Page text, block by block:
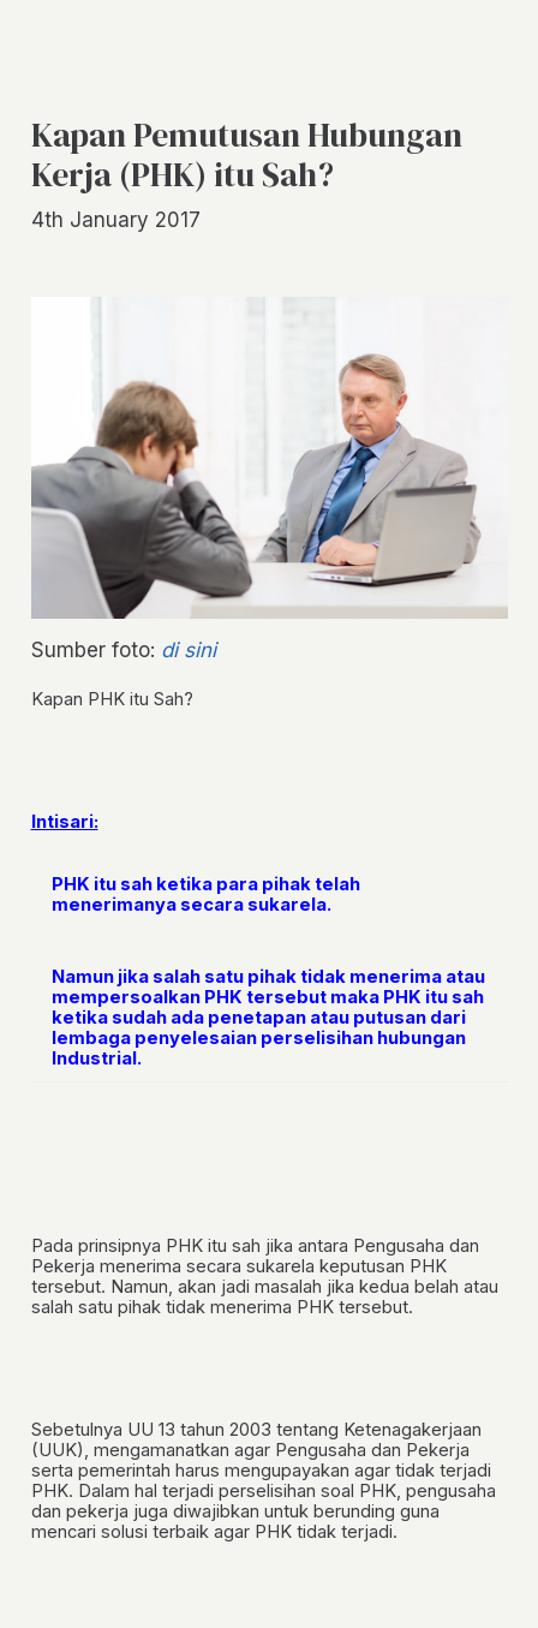
Kapan Pemutusan Hubungan
Kerja (PHK) itu Sah?
4th January 2017
Sumber foto: di sini
Kapan PHK itu Sah?
Intisari:
PHK itu sah ketika para pihak telah
menerimanya secara sukarela.
Namun jika salah satu pihak tidak menerima atau
mempersoalkan PHK tersebut maka PHK itu sah
ketika sudah ada penetapan atau putusan dari
lembaga penyelesaian perselisihan hubungan
Industrial.
Pada prinsipnya PHK itu sah jika antara Pengusaha dan
Pekerja menerima secara sukarela keputusan PHK
tersebut. Namun, akan jadi masalah jika kedua belah atau
salah satu pihak tidak menerima PHK tersebut.
Sebetulnya UU 13 tahun 2003 tentang Ketenagakerjaan
(UUK), mengamanatkan agar Pengusaha dan Pekerja
serta pemerintah harus mengupayakan agar tidak terjadi
PHK. Dalam hal terjadi perselisihan soal PHK, pengusaha
dan pekerja juga diwajibkan untuk berunding guna
mencari solusi terbaik agar PHK tidak terjadi.